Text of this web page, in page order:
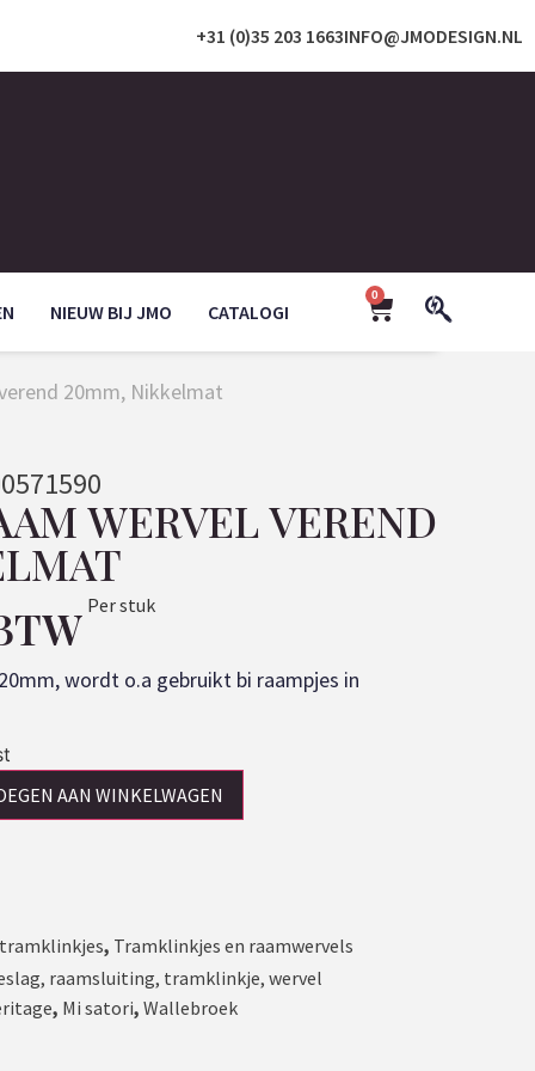
INFO@JMODESIGN.NL
+31 (0)35 203 1663
NIEUW BIJ JMO CATALOGI
0
20mm, Nikkelmat
WERVEL VEREND
Per stuk
wordt o.a gebruikt bi raampjes in
AAN WINKELWAGEN
, Tramklinkjes en raamwervels
, raamsluiting, tramklinkje, wervel
, Mi satori, Wallebroek